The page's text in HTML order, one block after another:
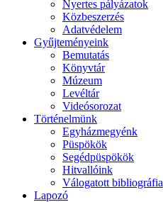
Nyertes pályázatok
Közbeszerzés
Adatvédelem
Gyűjteményeink
Bemutatás
Könyvtár
Múzeum
Levéltár
Videósorozat
Történelmünk
Egyházmegyénk
Püspökök
Segédpüspökök
Hitvallóink
Válogatott bibliográfia
Lapozó